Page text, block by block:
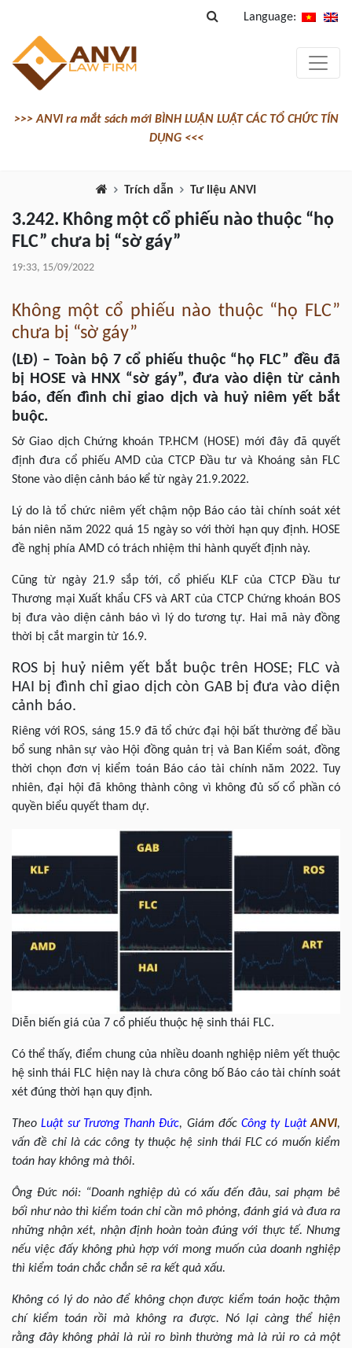
Language:
>>> ANVI ra mắt sách mới BÌNH LUẬN LUẬT CÁC TỔ CHỨC TÍN
DỤNG <<<
Trích dẫn Tư liệu ANVI
3.242. Không một cổ phiếu nào thuộc “họ
FLC” chưa bị “sờ gáy”
19:33, 15/09/2022
Không một cổ phiếu nào thuộc “họ FLC”
chưa bị “sờ gáy”
(LĐ) – Toàn bộ 7 cổ phiếu thuộc “họ FLC” đều đã
bị HOSE và HNX “sờ gáy”, đưa vào diện từ cảnh
báo, đến đình chỉ giao dịch và huỷ niêm yết bắt
buộc.
Sở Giao dịch Chứng khoán TP.HCM (HOSE) mới đây đã quyết
định đưa cổ phiếu AMD của CTCP Đầu tư và Khoáng sản FLC
Stone vào diện cảnh báo kể từ ngày 21.9.2022.
Lý do là tổ chức niêm yết chậm nộp Báo cáo tài chính soát xét
bán niên năm 2022 quá 15 ngày so với thời hạn quy định. HOSE
đề nghị phía AMD có trách nhiệm thi hành quyết định này.
Cũng từ ngày 21.9 sắp tới, cổ phiếu KLF của CTCP Đầu tư
Thương mại Xuất khẩu CFS và ART của CTCP Chứng khoán BOS
bị đưa vào diện cảnh báo vì lý do tương tự. Hai mã này đồng
thời bị cắt margin từ 16.9.
ROS bị huỷ niêm yết bắt buộc trên HOSE; FLC và
HAI bị đình chỉ giao dịch còn GAB bị đưa vào diện
cảnh báo.
Riêng với ROS, sáng 15.9 đã tổ chức đại hội bất thường để bầu
bổ sung nhân sự vào Hội đồng quản trị và Ban Kiểm soát, đồng
thời chọn đơn vị kiểm toán Báo cáo tài chính năm 2022. Tuy
nhiên, đại hội đã không thành công vì không đủ số cổ phần có
quyền biểu quyết tham dự.
Diễn biến giá của 7 cổ phiếu thuộc hệ sinh thái FLC.
Có thể thấy, điểm chung của nhiều doanh nghiệp niêm yết thuộc
hệ sinh thái FLC hiện nay là chưa công bố Báo cáo tài chính soát
xét đúng thời hạn quy định.
TheoLuật sư Trương Thanh Đức, Giám đốcCông ty Luật ANVI,
vấn đề chỉ là các công ty thuộc hệ sinh thái FLC có muốn kiểm
toán hay không mà thôi.
Ông Đức nói: “Doanh nghiệp dù có xấu đến đâu, sai phạm bê
bối như nào thì kiểm toán chỉ cần mô phỏng, đánh giá và đưa ra
những nhận xét, nhận định hoàn toàn đúng với thực tế. Nhưng
nếu việc đấy không phù hợp với mong muốn của doanh nghiệp
thì kiểm toán chắc chắn sẽ ra kết quả xấu.
Không có lý do nào để không chọn được kiểm toán hoặc thậm
chí kiểm toán rồi mà không ra được. Nó lại càng thể hiện
rằng đây không phải là rủi ro bình thường mà là rủi ro cả một